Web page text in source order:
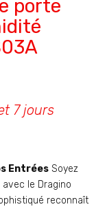
porte
7 jours
Entrées Soyez
le Dragino
reconnaît